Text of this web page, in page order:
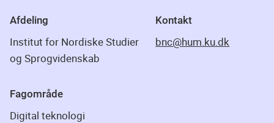
Afdeling
Institut for Nordiske Studier
og Sprogvidenskab
Kontakt
bnc@hum.ku.dk
Fagområde
Digital teknologi